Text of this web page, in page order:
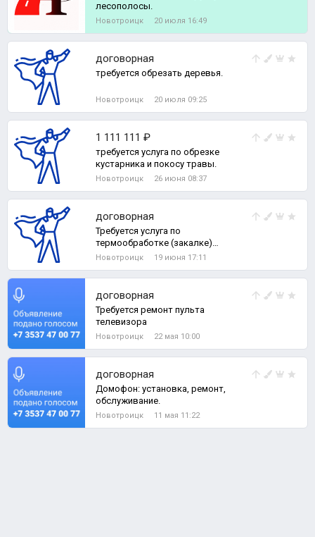
лесополосы.
Новотроицк 20 июля 16:49
договорная
требуется обрезать деревья.
Новотроицк 20 июля 09:25
1 111 111 ₽
требуется услуга по обрезке
кустарника и покосу травы.
Новотроицк 26 июня 08:37
договорная
Требуется услуга по
термообработке (закалке)
заготовки ножа
Новотроицк 19 июня 17:11
договорная
Требуется ремонт пульта
телевизора
Новотроицк 22 мая 10:00
договорная
Домофон: установка, ремонт,
обслуживание.
Новотроицк 11 мая 11:22